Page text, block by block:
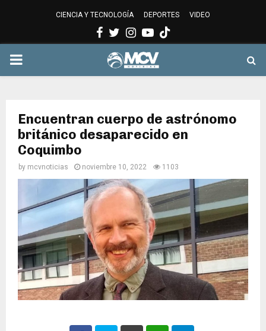
CIENCIA Y TECNOLOGÍA DEPORTES VIDEO
Facebook
Twitter
Instagram
Youtube
PRIMARY
Encuentran cuerpo de astrónomo
británico desaparecido en
Coquimbo
by mcvnoticias noviembre 10, 2022 1103